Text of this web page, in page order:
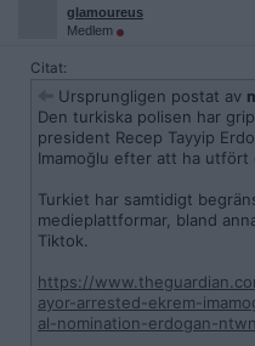
glamoureus
Medlem
Citat:
Ursprungligen postat av
Den turkiska polisen har
president Recep Tayyip
Imamoğlu efter att ha utfört
Turkiet har samtidigt
medieplattformar, bland
Tiktok.
https://
ayor-arrested-ekrem-
al-nomination-erdogan-